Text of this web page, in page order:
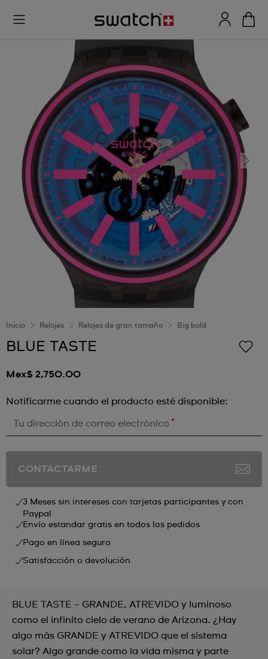
Inicio Relojes Relojes de gran tamaño Big bold
BLUE TASTE
Mex$ 2,750.00
Notificarme cuando el producto esté disponible:
Tu dirección de correo electrónico *
CONTACTARME
3 Meses sin intereses con tarjetas participantes y con
Paypal
Envío estandar gratis en todos los pedidos
Pago en línea seguro
Satisfacción o devolución
BLUE TASTE – GRANDE, ATREVIDO y luminoso
como el infinito cielo de verano de Arizona. ¿Hay
algo más GRANDE y ATREVIDO que el sistema
solar? Algo grande como la vida misma y parte